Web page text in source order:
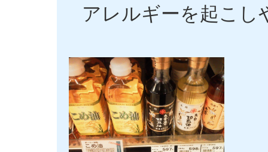
アレルギーを起こし